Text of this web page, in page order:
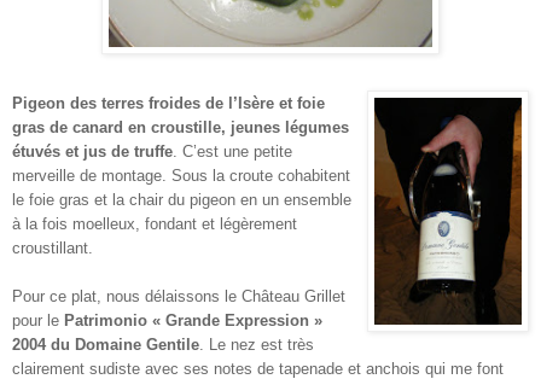
Pigeon des terres froides de l’Isère et foie
gras de canard en croustille, jeunes légumes
étuvés et jus de truffe . C’est une petite
merveille de montage. Sous la croute cohabitent
le foie gras et la chair du pigeon en un ensemble
à la fois moelleux, fondant et légèrement
croustillant.
Pour ce plat, nous délaissons le Château Grillet
pour le Patrimonio « Grande Expression »
2004 du Domaine Gentile . Le nez est très
clairement sudiste avec ses notes de tapenade et anchois qui me font